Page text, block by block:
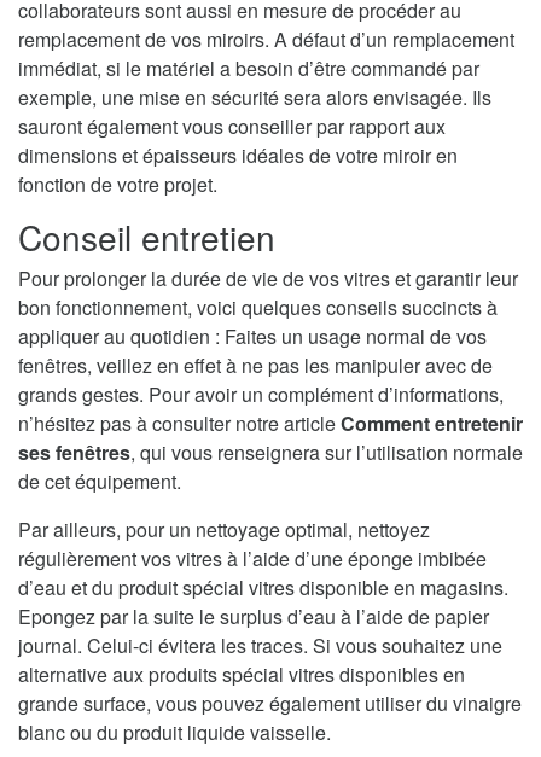
collaborateurs sont aussi en mesure de procéder au
remplacement de vos miroirs. A défaut d’un remplacement
immédiat, si le matériel a besoin d’être commandé par
exemple, une mise en sécurité sera alors envisagée. Ils
sauront également vous conseiller par rapport aux
dimensions et épaisseurs idéales de votre miroir en
fonction de votre projet.
Conseil entretien
Pour prolonger la durée de vie de vos vitres et garantir leur
bon fonctionnement, voici quelques conseils succincts à
appliquer au quotidien : Faites un usage normal de vos
fenêtres, veillez en effet à ne pas les manipuler avec de
grands gestes. Pour avoir un complément d’informations,
n’hésitez pas à consulter notre articleComment entretenir
ses fenêtres, qui vous renseignera sur l’utilisation normale
de cet équipement.
Par ailleurs, pour un nettoyage optimal, nettoyez
régulièrement vos vitres à l’aide d’une éponge imbibée
d’eau et du produit spécial vitres disponible en magasins.
Epongez par la suite le surplus d’eau à l’aide de papier
journal. Celui-ci évitera les traces. Si vous souhaitez une
alternative aux produits spécial vitres disponibles en
grande surface, vous pouvez également utiliser du vinaigre
blanc ou du produit liquide vaisselle.